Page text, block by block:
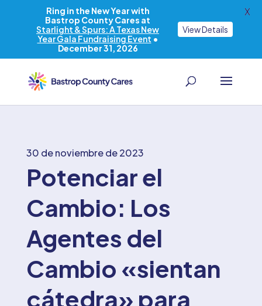
30 de noviembre de 2023
Potenciar el
Cambio: Los
Agentes del
Cambio «sientan
cátedra» para
Ring in the New Year with
Bastrop County Cares at
Starlight & Spurs: A Texas New
Year Gala Fundraising Event •
December 31, 2026
View Details
X